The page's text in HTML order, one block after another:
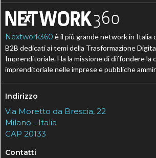
Nextwork360 è il più grande network in Italia
B2B dedicati ai temi della Trasformazione
Imprenditoriale. Ha la missione di diffondere la
imprenditoriale nelle imprese e pubbliche
Indirizzo
Via Moretto da Brescia, 22
Milano - Italia
CAP 20133
Contatti